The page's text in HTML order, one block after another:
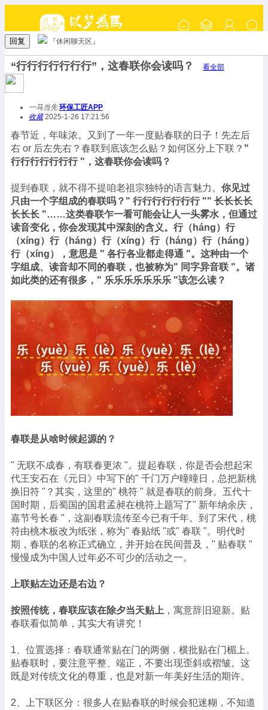
回复 『休闲聊天区』
“行行行行行行行”，这春联你会读吗？ 看全部
一马当先 环保工匠APP
收藏2025-1-26 17:21:56
春节近，年味浓。又到了一年一度贴春联的日子！先左后
右 or 后左先右？春联到底该怎么贴？如何区分上下联？ "
行行行行行行行 "，这春联你会读吗？
提到春联，就不得不提咱老祖宗独特的语言魅力。 你见过
只由一个字组成的春联吗？" 行行行行行行行 "" 长长长长
长长长 "……这类春联乍一看可能会让人一头雾水，但通过
读音变化，你会发现其中深刻的含义。行（háng）行
（xíng）行（háng）行（xíng）行（háng）行（háng）
行（xíng），意思是 " 各行各业都走得通 "。这种由一个
字组成、读音却不同的春联，也被称为" 同字异音联 "。诸
如此类的还有很多，" 乐乐乐乐乐乐乐 "该怎么读？
春联是从啥时候起源的？
" 无联不成春，有联春更浓 "。提起春联，你是否会想起宋
代王安石在《元日》中写下的" 千门万户曈曈日，总把新桃
换旧符 "？其实，这里的" 桃符 " 就是春联的前身。五代十
国时期，后蜀国的国君孟昶在桃符上题写了" 新年纳余庆，
嘉节号长春 "，这副春联流传至今已有千年。到了宋代，桃
符由桃木板改为纸张，称为" 春贴纸 "或" 春联 "。明代时
期，春联的名称正式确立，并开始在民间普及，" 贴春联 "
慢慢成为中国人过年必不可少的活动之一。
上联贴左边还是右边？
按照传统，春联应该在除夕当天贴上 ，寓意辞旧迎新。贴
春联看似简单，其实大有讲究！
1、位置选择：春联通常贴在门的两侧，横批贴在门楣上。
贴春联时，要注意平整、端正，不要出现歪斜或褶皱。这
既是对传统文化的尊重，也是对新一年美好生活的期许。
2、上下联区分：很多人在贴春联的时候会犯迷糊，不知道